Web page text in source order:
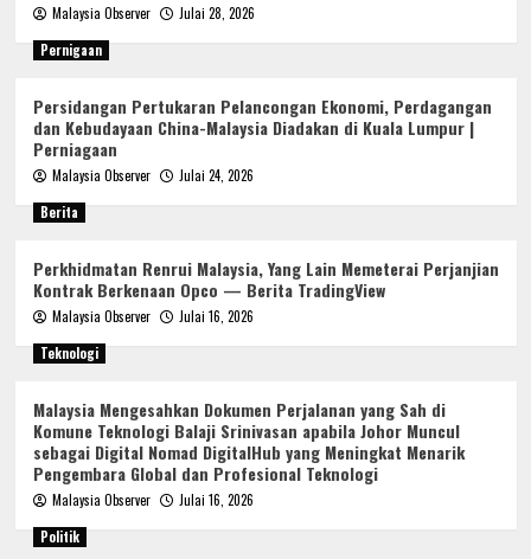
Malaysia Observer
Julai 28, 2026
Pernigaan
Persidangan Pertukaran Pelancongan Ekonomi, Perdagangan
dan Kebudayaan China-Malaysia Diadakan di Kuala Lumpur |
Perniagaan
Malaysia Observer
Julai 24, 2026
Berita
Perkhidmatan Renrui Malaysia, Yang Lain Memeterai Perjanjian
Kontrak Berkenaan Opco — Berita TradingView
Malaysia Observer
Julai 16, 2026
Teknologi
Malaysia Mengesahkan Dokumen Perjalanan yang Sah di
Komune Teknologi Balaji Srinivasan apabila Johor Muncul
sebagai Digital Nomad DigitalHub yang Meningkat Menarik
Pengembara Global dan Profesional Teknologi
Malaysia Observer
Julai 16, 2026
Politik